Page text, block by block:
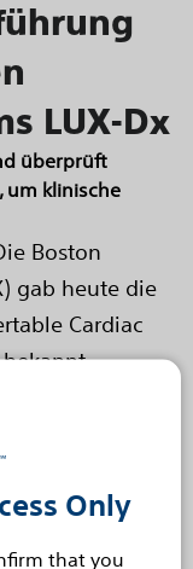
Only
that you
LUX-Dx
überprüft
um klinische
Boston
gab heute die
Cardiac
die